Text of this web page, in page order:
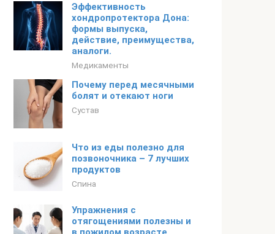
Эффективность
хондропротектора Дона:
формы выпуска,
действие, преимущества,
аналоги.
Медикаменты
Почему перед месячными
болят и отекают ноги
Сустав
Что из еды полезно для
позвоночника – 7 лучших
продуктов
Спина
Упражнения с
отягощениями полезны и